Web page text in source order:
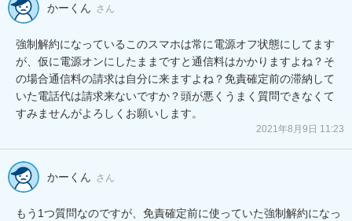
かーくん さん
強制解約になっているこのスマホは常に電源オフ状態にしてます
が、仮に電源オンにしたままですと通信料はかかりますよね？そ
の場合通信料の請求は自分に来ますよね？免責確定前の滞納して
いた電話代は請求来ないですか？頭が悪くうまく質問できなくて
すみませんがよろしくお願いします。
2021年8月9日 11:23
かーくん さん
もう1つ質問なのですが、免責確定前に使っていた強制解約になっ